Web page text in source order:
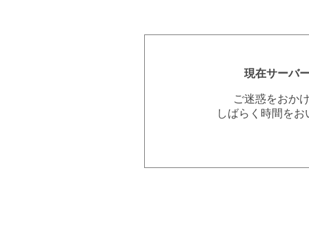
現在サーバ
ご迷惑をおか
しばらく時間を